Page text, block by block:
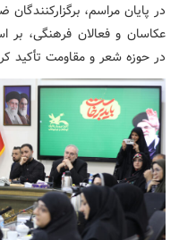
در پایان مراسم،
عکاسان و فعالان فرهنگی، بر
در حوزه شعر و مقاومت تأکید